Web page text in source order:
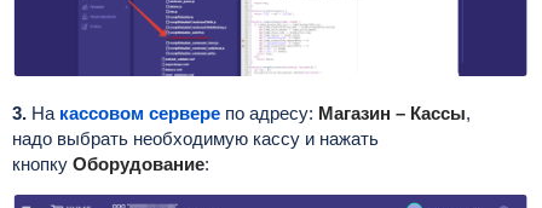
3.На кассовом серверепо адресу: Магазин – Кассы,
надо выбрать необходимую кассу и нажать
кнопку Оборудование: